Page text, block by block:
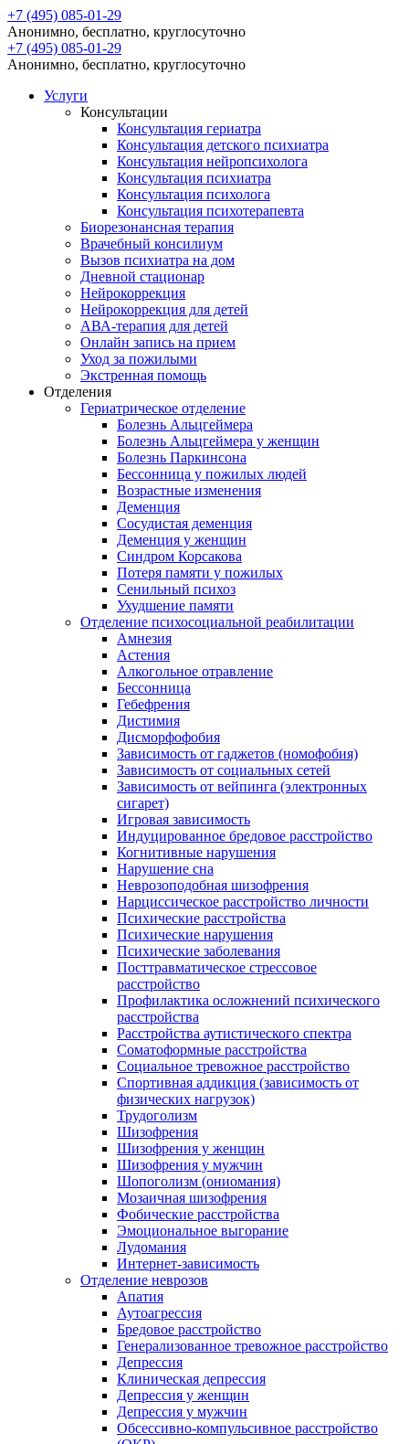
+7 (495) 085-01-29
Анонимно, бесплатно, круглосуточно
+7 (495) 085-01-29
Анонимно, бесплатно, круглосуточно
Услуги
Консультации
Консультация гериатра
Консультация детского психиатра
Консультация нейропсихолога
Консультация психиатра
Консультация психолога
Консультация психотерапевта
Биорезонансная терапия
Врачебный консилиум
Вызов психиатра на дом
Дневной стационар
Нейрокоррекция
Нейрокоррекция для детей
АВА-терапия для детей
Онлайн запись на прием
Уход за пожилыми
Экстренная помощь
Отделения
Гериатрическое отделение
Болезнь Альцгеймера
Болезнь Альцгеймера у женщин
Болезнь Паркинсона
Бессонница у пожилых людей
Возрастные изменения
Деменция
Сосудистая деменция
Деменция у женщин
Синдром Корсакова
Потеря памяти у пожилых
Сенильный психоз
Ухудшение памяти
Отделение психосоциальной реабилитации
Амнезия
Астения
Алкогольное отравление
Бессонница
Гебефрения
Дистимия
Дисморфофобия
Зависимость от гаджетов (номофобия)
Зависимость от социальных сетей
Зависимость от вейпинга (электронных
сигарет)
Игровая зависимость
Индуцированное бредовое расстройство
Когнитивные нарушения
Нарушение сна
Неврозоподобная шизофрения
Нарциссическое расстройство личности
Психические расстройства
Психические нарушения
Психические заболевания
Посттравматическое стрессовое
расстройство
Профилактика осложнений психического
расстройства
Расстройства аутистического спектра
Соматоформные расстройства
Социальное тревожное расстройство
Спортивная аддикция (зависимость от
физических нагрузок)
Трудоголизм
Шизофрения
Шизофрения у женщин
Шизофрения у мужчин
Шопоголизм (ониомания)
Мозаичная шизофрения
Фобические расстройства
Эмоциональное выгорание
Лудомания
Интернет-зависимость
Отделение неврозов
Апатия
Аутоагрессия
Бредовое расстройство
Генерализованное тревожное расстройство
Депрессия
Клиническая депрессия
Депрессия у женщин
Депрессия у мужчин
Обсессивно-компульсивное расстройство